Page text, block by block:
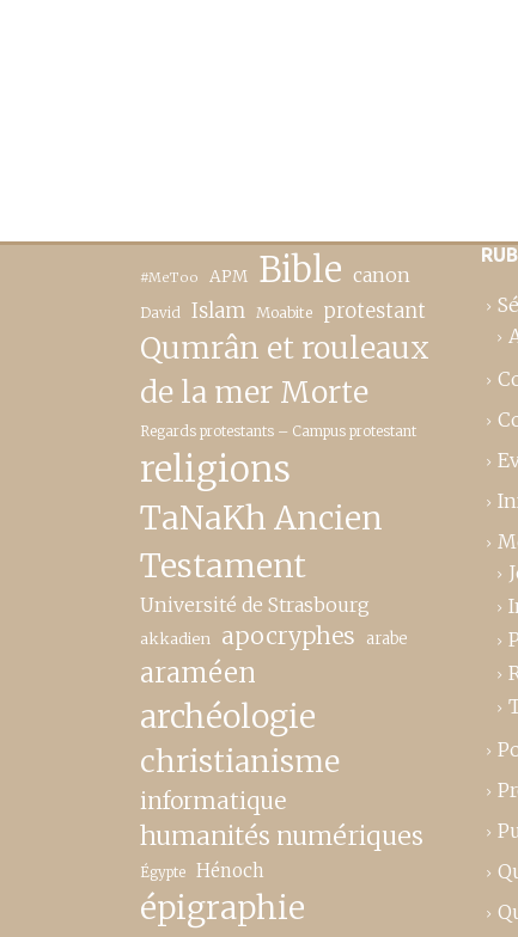
#MeToo APM Bible canon
David Islam Moabite protestant
Qumrân et rouleaux
de la mer Morte
Regards protestants – Campus protestant
religions
TaNaKh Ancien
Testament
Université de Strasbourg
akkadien apocryphes arabe
araméen
archéologie
christianisme
informatique
humanités numériques
Égypte Hénoch
épigraphie